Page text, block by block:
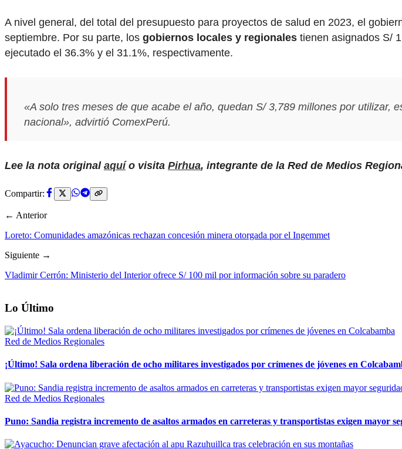
A nivel general, del total del presupuesto para proyectos de salud en 2023, el
septiembre. Por su parte, los gobiernos locales y regionales tienen asignados S/
ejecutado el 36.3% y el 31.1%, respectivamente.
«A solo tres meses de que acabe el año, quedan S/ 3,789 millones por utilizar,
nacional», advirtió ComexPerú.
Lee la nota original aquío visita Pirhua, integrante de la Red de Medios
Compartir:
← Anterior
Loreto: Comunidades amazónicas rechazan concesión minera otorgada por el Ingemmet
Siguiente →
Vladimir Cerrón: Ministerio del Interior ofrece S/ 100 mil por información sobre su paradero
Lo Último
Red de Medios Regionales
¡Último! Sala ordena liberación de ocho militares investigados por crímenes de jóvenes en
Red de Medios Regionales
Puno: Sandia registra incremento de asaltos armados en carreteras y transportistas exigen mayor